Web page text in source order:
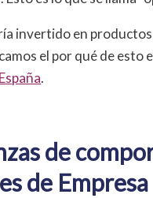
invertido en
el por qué de esto
.
de
de Empresa